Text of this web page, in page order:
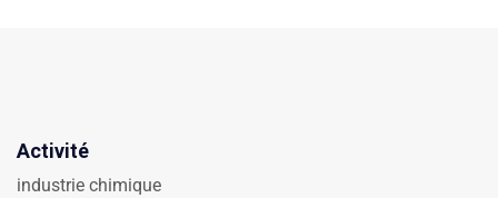
Activité
industrie chimique